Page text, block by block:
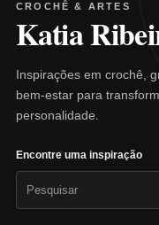
CROCHÊ & ARTES
Katia
Inspirações em crochê,
bem-estar para
personalidade.
Encontre uma inspiração